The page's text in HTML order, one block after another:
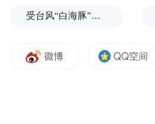
受台风“白海豚”影响，福建沿海40条航线停航